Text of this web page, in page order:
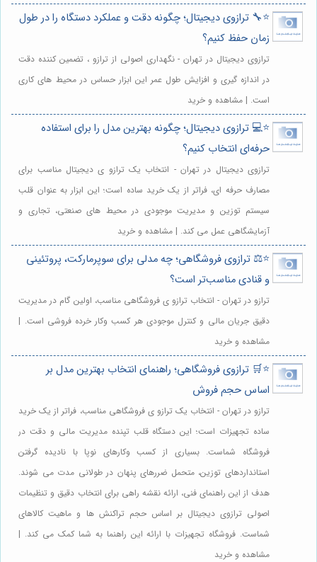
⭐️🔧 ترازوی دیجیتال؛ چگونه دقت و عملکرد دستگاه را در طول
زمان حفظ کنیم؟
ترازوی دیجیتال در تهران - نگهداری اصولی از ترازو ، تضمین کننده دقت
در اندازه گیری و افزایش طول عمر این ابزار حساس در محیط های کاری
است. | مشاهده و خرید
⭐️💻 ترازوی دیجیتال؛ چگونه بهترین مدل را برای استفاده
حرفه‌ای انتخاب کنیم؟
ترازوی دیجیتال در تهران - انتخاب یک ترازو ی دیجیتال مناسب برای
مصارف حرفه ای، فراتر از یک خرید ساده است؛ این ابزار به عنوان قلب
سیستم توزین و مدیریت موجودی در محیط های صنعتی، تجاری و
آزمایشگاهی عمل می کند. | مشاهده و خرید
⭐️⚖️ ترازوی فروشگاهی؛ چه مدلی برای سوپرمارکت، پروتئینی
و قنادی مناسب‌تر است؟
ترازو در تهران - انتخاب ترازو ی فروشگاهی مناسب، اولین گام در مدیریت
دقیق جریان مالی و کنترل موجودی هر کسب وکار خرده فروشی است. |
مشاهده و خرید
⭐️🛒 ترازوی فروشگاهی؛ راهنمای انتخاب بهترین مدل بر
اساس حجم فروش
ترازو در تهران - انتخاب یک ترازو ی فروشگاهی مناسب، فراتر از یک خرید
ساده تجهیزات است؛ این دستگاه قلب تپنده مدیریت مالی و دقت در
فروشگاه شماست. بسیاری از کسب وکارهای نوپا با نادیده گرفتن
استانداردهای توزین، متحمل ضررهای پنهان در طولانی مدت می شوند.
هدف از این راهنمای فنی، ارائه نقشه راهی برای انتخاب دقیق و تنظیمات
اصولی ترازوی دیجیتال بر اساس حجم تراکنش ها و ماهیت کالاهای
شماست. فروشگاه تجهیزات با ارائه این راهنما به شما کمک می کند. |
مشاهده و خرید